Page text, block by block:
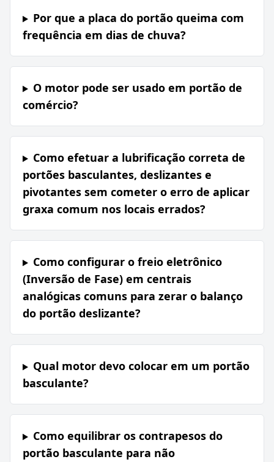
Por que a placa do portão queima com
frequência em dias de chuva?
O motor pode ser usado em portão de
comércio?
Como efetuar a lubrificação correta de
portões basculantes, deslizantes e
pivotantes sem cometer o erro de aplicar
graxa comum nos locais errados?
Como configurar o freio eletrônico
(Inversão de Fase) em centrais
analógicas comuns para zerar o balanço
do portão deslizante?
Qual motor devo colocar em um portão
basculante?
Como equilibrar os contrapesos do
portão basculante para não